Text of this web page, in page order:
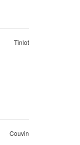
Tinlot
Couvin